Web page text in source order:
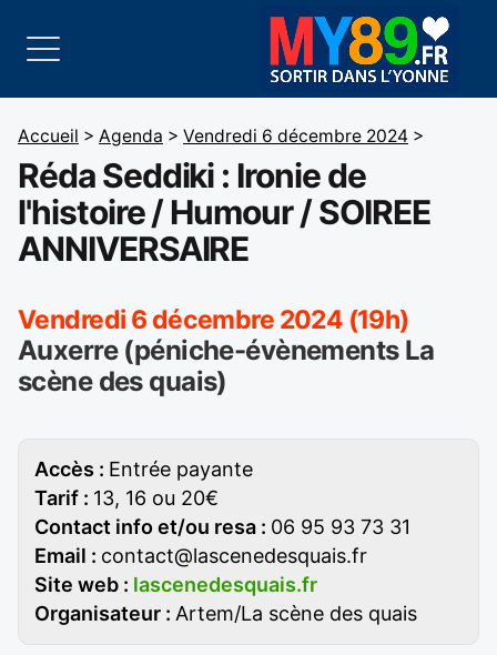
Accueil > Agenda > Vendredi 6 décembre 2024 >
Réda Seddiki : Ironie de
l'histoire / Humour / SOIREE
ANNIVERSAIRE
Vendredi 6 décembre 2024 (19h)
Auxerre (péniche-évènements La
scène des quais)
Accès : Entrée payante
Tarif : 13, 16 ou 20€
Contact info et/ou resa : 06 95 93 73 31
Email : contact@lascenedesquais.fr
Site web : lascenedesquais.fr
Organisateur : Artem/La scène des quais